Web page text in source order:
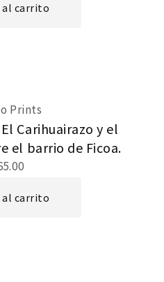
al carrito
Prints
Carihuairazo y el
el barrio de Ficoa.
al carrito